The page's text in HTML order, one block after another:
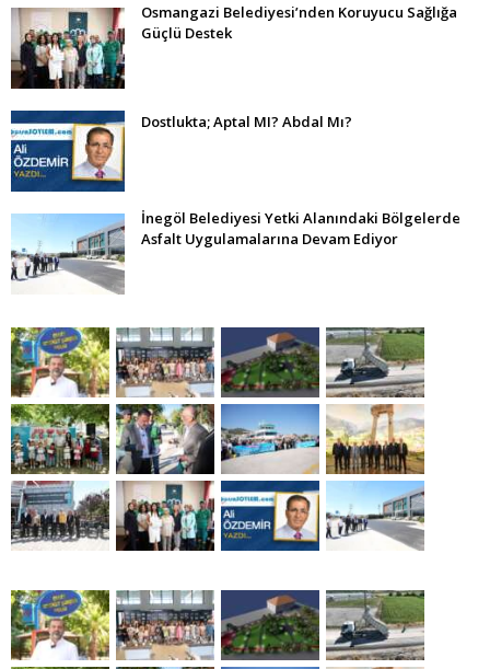
Osmangazi Belediyesi’nden Koruyucu Sağlığa
Güçlü Destek
Dostlukta; Aptal MI? Abdal Mı?
İnegöl Belediyesi Yetki Alanındaki Bölgelerde
Asfalt Uygulamalarına Devam Ediyor